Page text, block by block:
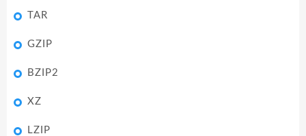
TAR
GZIP
BZIP2
XZ
LZIP